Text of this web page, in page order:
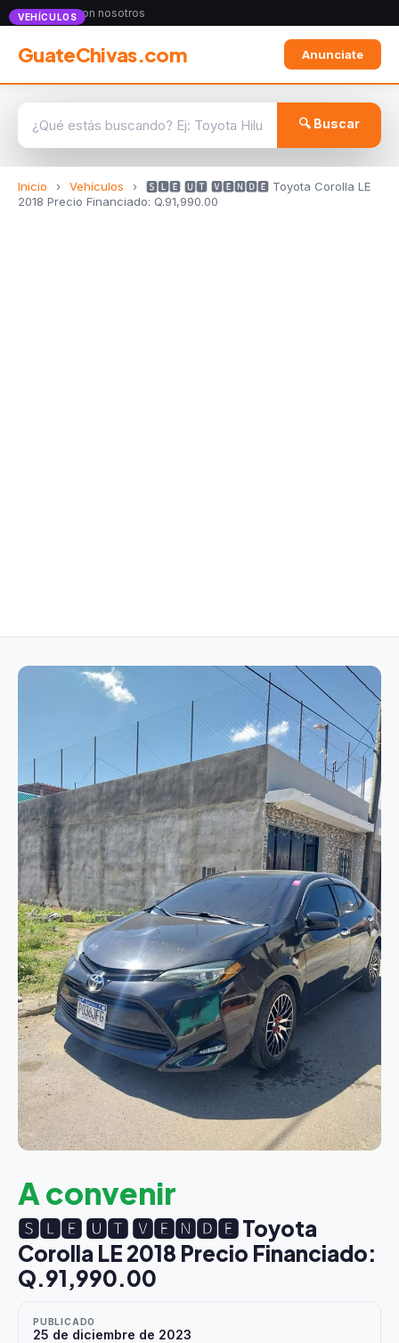
Anunciate con nosotros
GuateChivas.com Anunciate
🔍 Buscar
Inicio › Vehículos ›
🆂︎︎🅻︎🅴︎ ︎🆄︎🆃︎︎ 🆅︎🅴︎🅽︎🅳︎🅴︎ Toyota Corolla LE
2018 Precio Financiado: Q.91,990.00
VEHÍCULOS
A convenir
🆂︎︎🅻︎🅴︎ ︎🆄︎🆃︎︎ 🆅︎🅴︎🅽︎🅳︎🅴︎ Toyota
Corolla LE 2018 Precio Financiado:
Q.91,990.00
PUBLICADO
25 de diciembre de 2023